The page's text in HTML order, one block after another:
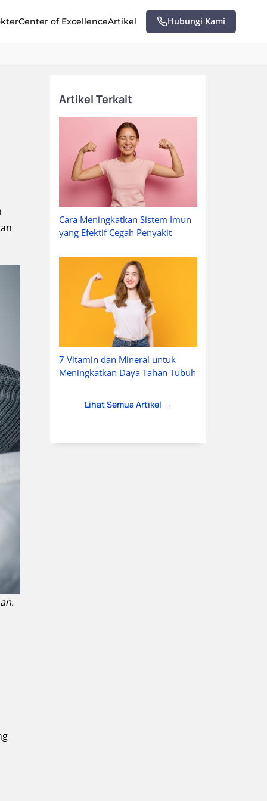
Center of ExcellenceArtikel Hubungi Kami
Artikel Terkait
Cara Meningkatkan Sistem Imun
yang Efektif Cegah Penyakit
7 Vitamin dan Mineral untuk
Meningkatkan Daya Tahan Tubuh
Lihat Semua Artikel →